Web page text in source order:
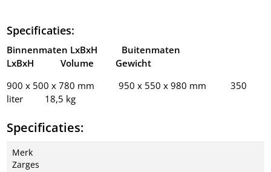
Specificaties:
Binnenmaten LxBxH Buitenmaten
LxBxH Volume Gewicht
900 x 500 x 780 mm 950 x 550 x 980 mm 350
liter 18,5 kg
Specificaties:
Merk
Zarges